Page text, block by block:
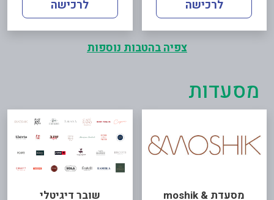
לרכישה לרכישה
צפיה בהטבות נוספות
מסעדות
מסעדת & moshik שובר דיגיטלי